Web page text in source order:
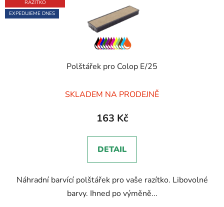
RAZÍTKO
EXPEDUJEME DNES
Polštářek pro Colop E/25
hodnocení
produktu
5,0
z
hvězdiček.
SKLADEM NA PRODEJNĚ
163 Kč
DETAIL
Náhradní barvící polštářek pro vaše razítko. Libovolné
barvy. Ihned po výměně...